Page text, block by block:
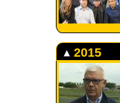
2015